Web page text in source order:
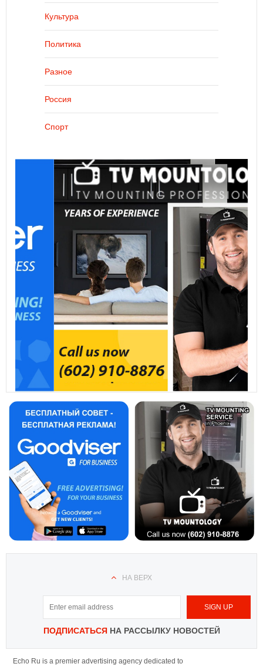
Культура
Политика
Разное
Россия
Спорт
НА ВЕРХ
ПОДПИСАТЬСЯНА РАССЫЛКУ НОВОСТЕЙ
Echo Ru is a premier advertising agency dedicated to